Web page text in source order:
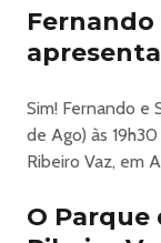
oferece ao
atrações
do rodeio
do evento.
Além do
comércio, o
Fernando
Sim! Fernando e
de Ago) às
Ribeiro Vaz, em
O Parque